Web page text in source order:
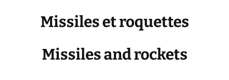
Missiles et roquettes
Missiles and rockets